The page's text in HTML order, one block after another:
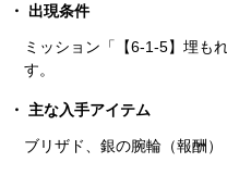
出現条件
ミッション「【6-1-5】埋も
す。
主な入手アイテム
ブリザド、銀の腕輪（報酬）